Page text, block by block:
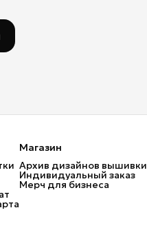
Магазин
Архив дизайнов вышивки
Индивидуальный заказ
Мерч для бизнеса